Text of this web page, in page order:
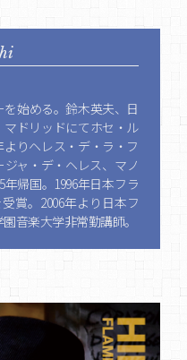
始める。鈴木英夫、日
マドリッドにてホセ・ル
りヘレス・デ・ラ・フ
ャ・デ・ヘレス、マノ
帰国。1996年日本フラ
賞。2006年より日本フ
音楽大学非常勤講師。